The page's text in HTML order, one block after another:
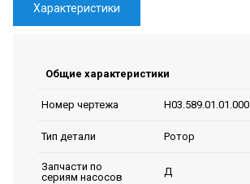
Характеристики
Общие характеристики
Номер чертежа Н03.589.01.01.000
Тип детали Ротор
Запчасти по
сериям насосов
Д